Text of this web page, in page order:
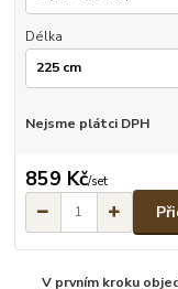
Délka
Nejsme plátci DPH
859 Kč/set
V prvním kroku